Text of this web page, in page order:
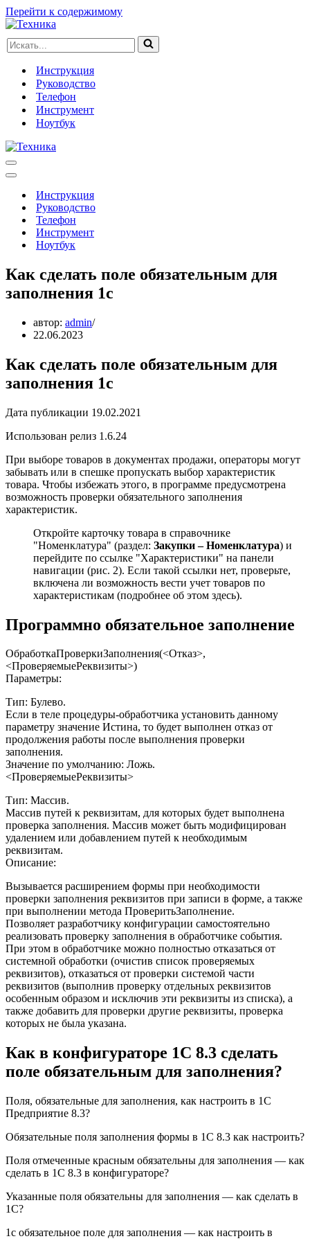
Перейти к содержимому
Искать...
Инструкция
Руководство
Телефон
Инструмент
Ноутбук
Меню
навигации
Меню
навигацииИнструкция
Руководство
Телефон
Инструмент
Ноутбук
Как сделать поле обязательным для
заполнения 1с
автор: admin
22.06.2023
Как сделать поле обязательным для
заполнения 1с
Дата публикации 19.02.2021
Использован релиз 1.6.24
При выборе товаров в документах продажи, операторы могут
забывать или в спешке пропускать выбор характеристик
товара. Чтобы избежать этого, в программе предусмотрена
возможность проверки обязательного заполнения
характеристик.
Откройте карточку товара в справочнике
"Номенклатура" (раздел: Закупки – Номенклатура) и
перейдите по ссылке "Характеристики" на панели
навигации (рис. 2). Если такой ссылки нет, проверьте,
включена ли возможность вести учет товаров по
характеристикам (подробнее об этом здесь).
Программно обязательное заполнение
ОбработкаПроверкиЗаполнения(<Отказ>,
<ПроверяемыеРеквизиты>)
Параметры:
Тип: Булево.
Если в теле процедуры-обработчика установить данному
параметру значение Истина, то будет выполнен отказ от
продолжения работы после выполнения проверки
заполнения.
Значение по умолчанию: Ложь.
<ПроверяемыеРеквизиты>
Тип: Массив.
Массив путей к реквизитам, для которых будет выполнена
проверка заполнения. Массив может быть модифицирован
удалением или добавлением путей к необходимым
реквизитам.
Описание:
Вызывается расширением формы при необходимости
проверки заполнения реквизитов при записи в форме, а также
при выполнении метода ПроверитьЗаполнение.
Позволяет разработчику конфигурации самостоятельно
реализовать проверку заполнения в обработчике события.
При этом в обработчике можно полностью отказаться от
системной обработки (очистив список проверяемых
реквизитов), отказаться от проверки системой части
реквизитов (выполнив проверку отдельных реквизитов
особенным образом и исключив эти реквизиты из списка), а
также добавить для проверки другие реквизиты, проверка
которых не была указана.
Как в конфигураторе 1С 8.3 сделать
поле обязательным для заполнения?
Поля, обязательные для заполнения, как настроить в 1С
Предприятие 8.3?
Обязательные поля заполнения формы в 1С 8.3 как настроить?
Поля отмеченные красным обязательны для заполнения — как
сделать в 1С 8.3 в конфигураторе?
Указанные поля обязательны для заполнения — как сделать в
1С?
1с обязательное поле для заполнения — как настроить в